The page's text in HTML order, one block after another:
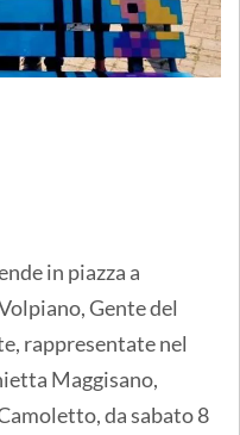
in piazza a
Gente del
rappresentate nel
Maggisano,
da sabato 8